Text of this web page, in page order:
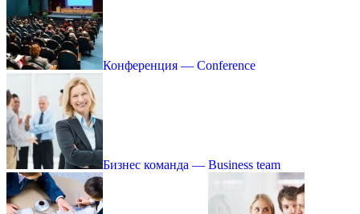
Конференция — Conference
Бизнес команда — Business team